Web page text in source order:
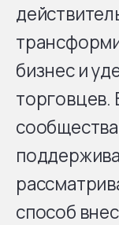
бизнес и
торговцев.
способ